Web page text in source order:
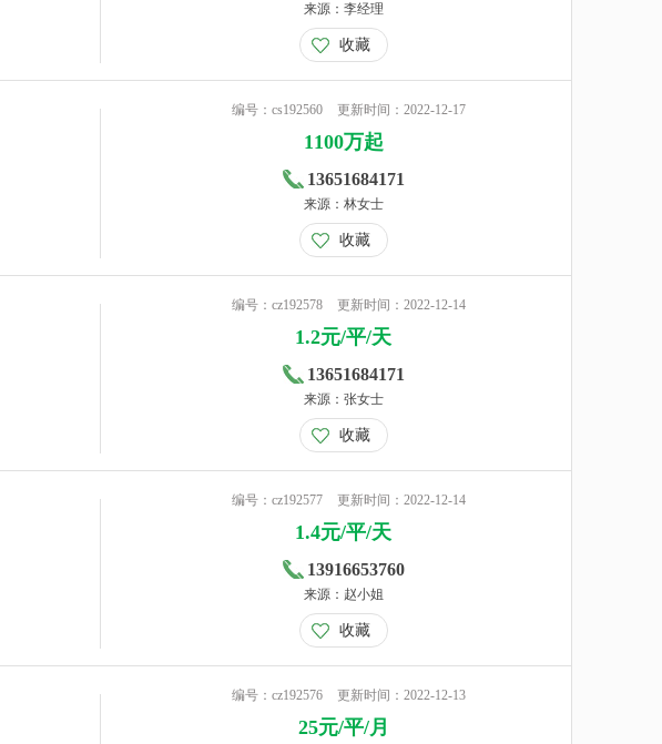
来源：李经理
收藏
编号：cs192560 更新时间：2022-12-17
1100万起
13651684171
来源：林女士
收藏
编号：cz192578 更新时间：2022-12-14
1.2元/平/天
13651684171
来源：张女士
收藏
编号：cz192577 更新时间：2022-12-14
1.4元/平/天
13916653760
来源：赵小姐
收藏
编号：cz192576 更新时间：2022-12-13
25元/平/月